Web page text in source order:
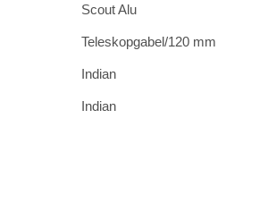
Scout Alu
Teleskopgabel/120 mm
Indian
Indian